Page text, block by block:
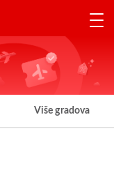
Više gradova